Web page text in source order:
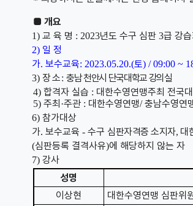
■ 개요
1)교 육 명 : 2023년도 수구 심판3급 강
2) 일 정
가.보수교육: 2023.05.20.(토) / 09:00 ~
3)장 소:충남 천안시 단국대학교 강의실
4) 합격자 실습 : 대한수영연맹주최 전국대
5) 주최 ·주관 : 대한수영연맹/충남수영연
6)참가대상
가.보수교육-수구 심판자격증 소지자, 대
(심판등록 결격사유)에 해당하지 않는 자
7)강사
성명
이상현
대한수영연맹 심판위